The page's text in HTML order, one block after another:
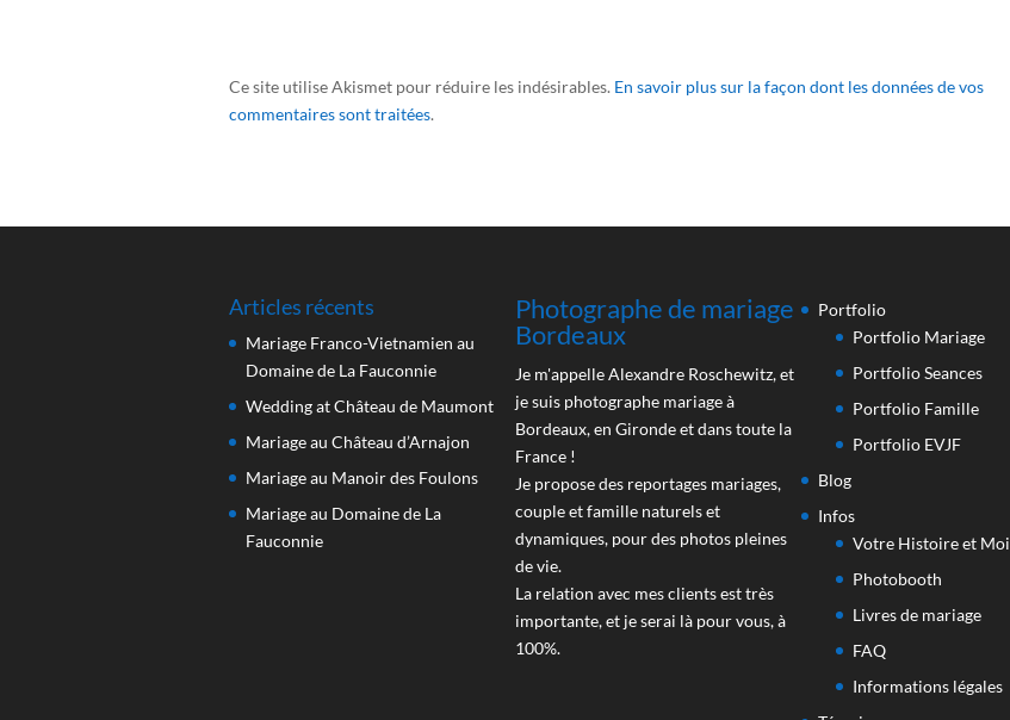
Ce site utilise Akismet pour réduire les indésirables. En savoir plus sur la façon dont les données de vos
commentaires sont traitées.
Articles récents
Mariage Franco-Vietnamien au
Domaine de La Fauconnie
Wedding at Château de Maumont
Mariage au Château d’Arnajon
Mariage au Manoir des Foulons
Mariage au Domaine de La
Fauconnie
Photographe de mariage
Bordeaux
Je m'appelle Alexandre Roschewitz, et
je suis photographe mariage à
Bordeaux, en Gironde et dans toute la
France !
Je propose des reportages mariages,
couple et famille naturels et
dynamiques, pour des photos pleines
de vie.
La relation avec mes clients est très
importante, et je serai là pour vous, à
100%.
Portfolio
Portfolio Mariage
Portfolio Seances
Portfolio Famille
Portfolio EVJF
Blog
Infos
Votre Histoire et Moi
Photobooth
Livres de mariage
FAQ
Informations légales